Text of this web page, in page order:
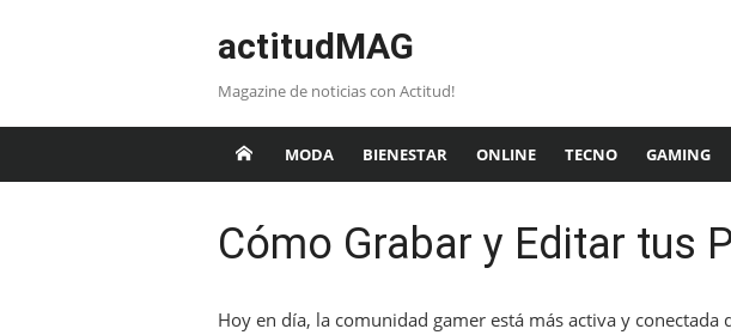
actitudMAG
Magazine de noticias con Actitud!
MODA BIENESTAR ONLINE TECNO GAMING
Cómo Grabar y Editar tus
Hoy en día, la comunidad gamer está más activa y